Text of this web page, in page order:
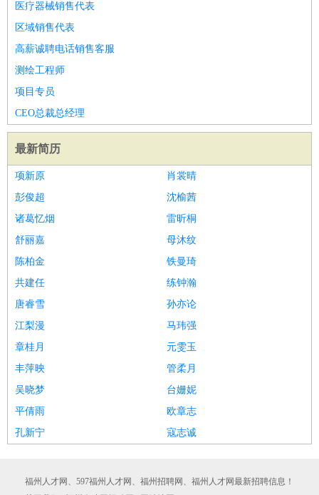
医疗器械销售代表
区域销售代表
高薪诚聘电话销售客服
测绘工程师
项目专员
CEO总裁总经理
最新简历
项新原
肖裳晴
彭俊超
沈榆茜
诸葛忆烟
雷昕桐
舒丽嘉
母沐纹
陈柏金
铁曼琦
共建任
练钟瀚
唐睿雪
孙亦论
江梨漫
马玮强
章桂月
元雯玉
丰萍映
管柔月
吴晓梦
台姗妮
平倩雨
欧章志
孔新宁
寇志诚
福州人才网、597福州人才网、福州招聘网、福州人才网最新招聘信息！